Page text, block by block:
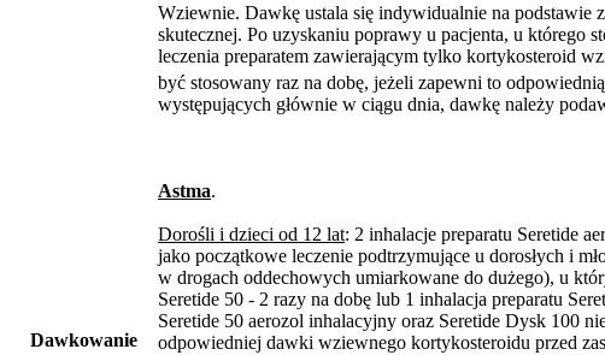
Dawkowanie
Wziewnie. Dawkę ustala się indywidualnie na podstawie
skutecznej. Po uzyskaniu poprawy u pacjenta, u którego
leczenia preparatem zawierającym tylko kortykosteroid
być stosowany raz na dobę, jeżeli zapewni to
występujących głównie w ciągu dnia, dawkę należy
Astma.
Dorośli i dzieci od 12 lat: 2 inhalacje preparatu Seretide
jako początkowe leczenie podtrzymujące u dorosłych i
w drogach oddechowych umiarkowane do dużego), u
Seretide 50 - 2 razy na dobę lub 1 inhalacja preparatu
Seretide 50 aerozol inhalacyjny oraz Seretide Dysk 100
odpowiedniej dawki wziewnego kortykosteroidu przed